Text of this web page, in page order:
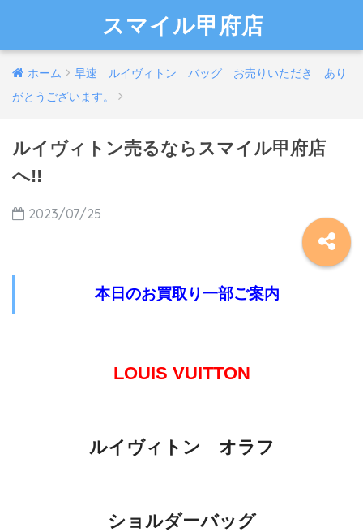
スマイル甲府店
ホーム
早速 ルイヴィトン バッグ お売りいただき あり
がとうございます。
ルイヴィトン売るならスマイル甲府店
へ!!
2023/07/25
本日のお買取り一部ご案内
LOUIS VUITTON
ルイヴィトン オラフ
ショルダーバッグ